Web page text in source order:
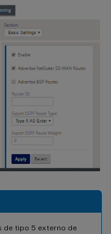
de tipo 5 externo de